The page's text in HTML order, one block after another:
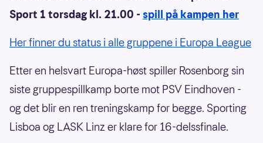
Sport 1 torsdag kl. 21.00 - spill på kampen her
Her finner du status i alle gruppene i Europa League
Etter en helsvart Europa-høst spiller Rosenborg sin
siste gruppespillkamp borte mot PSV Eindhoven -
og det blir en ren treningskamp for begge. Sporting
Lisboa og LASK Linz er klare for 16-delssfinale.